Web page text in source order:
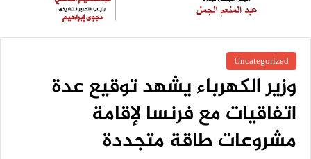
Uncategorized
وزير الكهرباء يشهد توقيع عدة
اتفاقيات مع فرنسا لإقامة
مشروعات طاقة متجددة